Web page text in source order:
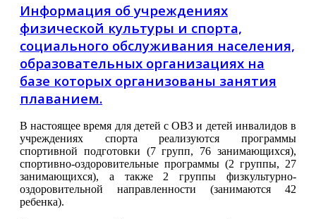
Информация об учреждениях
физической культуры и спорта,
социального обслуживания населения,
образовательных организациях на
базе которых организованы занятия
плаванием.
В настоящее время для детей с ОВЗ и детей инвалидов в
учреждениях спорта реализуются программы
спортивной подготовки (7 групп, 76 занимающихся),
спортивно-оздоровительные программы (2 группы, 27
занимающихся), а также 2 группы физкультурно-
оздоровительной направленности (занимаются 42
ребенка).